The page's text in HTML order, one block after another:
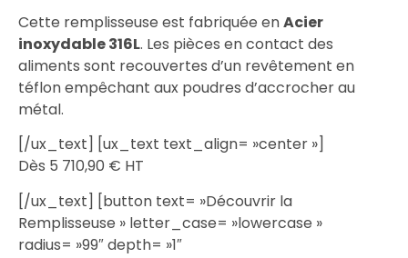
Cette remplisseuse est fabriquée enAcier
inoxydable 316L. Les pièces en contact des
aliments sont recouvertes d’un revêtement en
téflon empêchant aux poudres d’accrocher au
métal.
[/ux_text] [ux_text text_align= »center »]
Dès 5 710,90 € HT
[/ux_text] [button text= »Découvrir la
Remplisseuse » letter_case= »lowercase »
radius= »99″ depth= »1″